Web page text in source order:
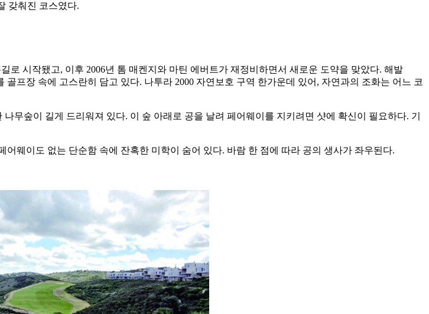
갖춰진 코스였다.
로 시작됐고, 이후 2006년 톰 매켄지와 마틴 에버트가 재정비하면서 새로운 도약을 맞았다. 해발
프장 속에 고스란히 담고 있다. 나투라 2000 자연보호 구역 한가운데 있어, 자연과의 조화는 어느 코
무숲이 길게 드리워져 있다. 이 숲 아래로 공을 날려 페어웨이를 지키려면 샷에 확신이 필요하다. 기
웨이도 없는 단순함 속에 잔혹한 미학이 숨어 있다. 바람 한 점에 따라 공의 생사가 좌우된다.